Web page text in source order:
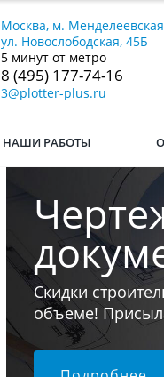
Москва, м. Менделеевская
ул. Новослободская, 45Б
5 минут от метро
8 (495) 177-74-16
3@plotter-plus.ru
НАШИ РАБОТЫ
Если у вас
мы переведём
любой тираж.